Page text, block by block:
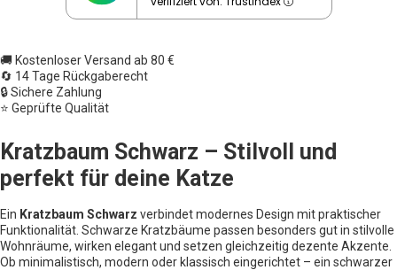
🚚 Kostenloser Versand ab 80 €
🔄 14 Tage Rückgaberecht
🔒 Sichere Zahlung
⭐ Geprüfte Qualität
Kratzbaum Schwarz – Stilvoll und
perfekt für deine Katze
Ein Kratzbaum Schwarz verbindet modernes Design mit praktischer
Funktionalität. Schwarze Kratzbäume passen besonders gut in stilvolle
Wohnräume, wirken elegant und setzen gleichzeitig dezente Akzente.
Ob minimalistisch, modern oder klassisch eingerichtet – ein schwarzer